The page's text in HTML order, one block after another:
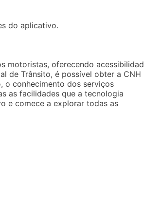
do aplicativo.
motoristas, oferecendo
de Trânsito, é possível obter a CNH
o conhecimento dos serviços
as facilidades que a tecnologia
e comece a explorar todas as